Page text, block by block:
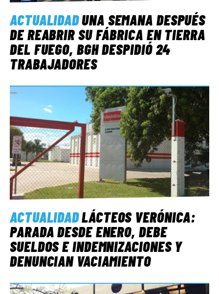
ACTUALIDADUNA SEMANA DESPUÉS
DE REABRIR SU FÁBRICA EN TIERRA
DEL FUEGO, BGH DESPIDIÓ 24
TRABAJADORES
ACTUALIDADLÁCTEOS VERÓNICA:
PARADA DESDE ENERO, DEBE
SUELDOS E INDEMNIZACIONES Y
DENUNCIAN VACIAMIENTO